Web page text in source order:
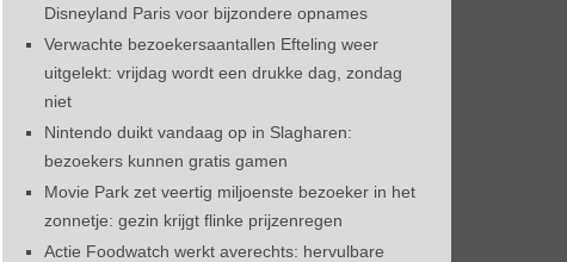
Disneyland Paris voor bijzondere opnames
Verwachte bezoekersaantallen Efteling weer
uitgelekt: vrijdag wordt een drukke dag, zondag
niet
Nintendo duikt vandaag op in Slagharen:
bezoekers kunnen gratis gamen
Movie Park zet veertig miljoenste bezoeker in het
zonnetje: gezin krijgt flinke prijzenregen
Actie Foodwatch werkt averechts: hervulbare